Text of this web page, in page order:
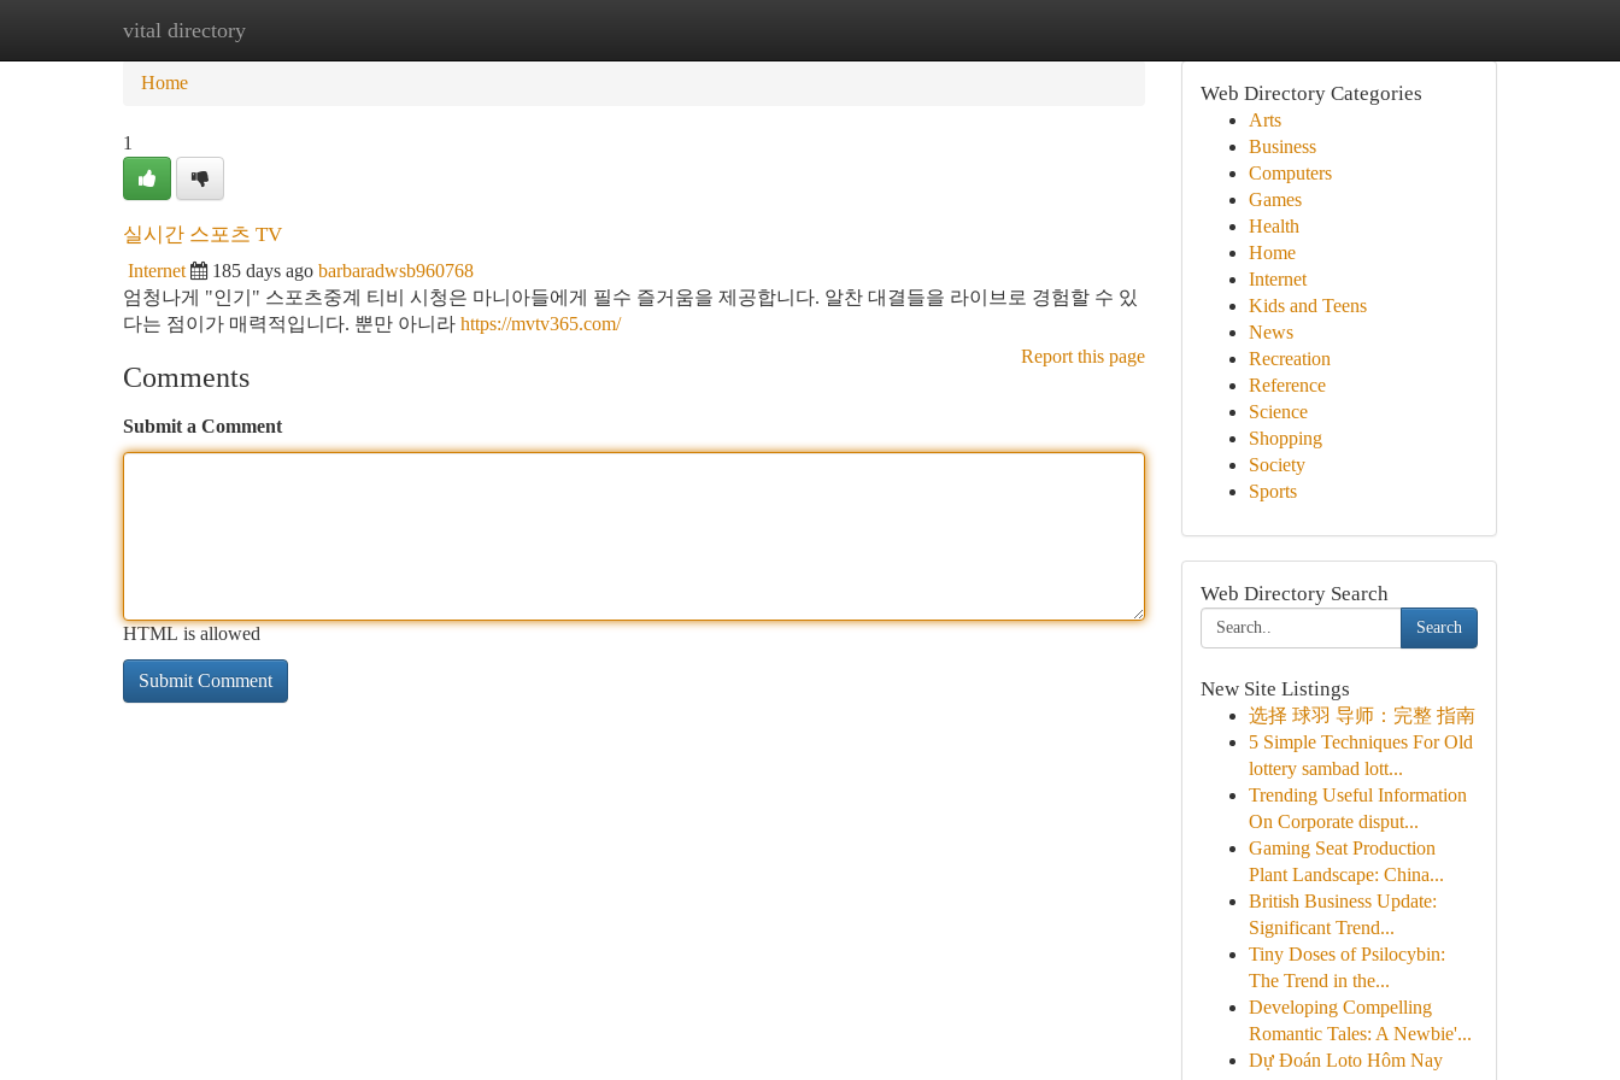
vital directory
Home New Site Listings
Home
1
실시간 스포츠 TV
Internet 185 days ago barbaradwsb960768
엄청나게 "인기" 스포츠중계 티비 시청은 마니아들에게 필수 즐거움을 제공합니다. 알찬 대결들을 라이브로 경험할 수 있
다는 점이가 매력적입니다. 뿐만 아니라 https://mvtv365.com/
Report this page
Comments
Submit a Comment
HTML is allowed
Web Directory Categories
Arts
Business
Computers
Games
Health
Home
Internet
Kids and Teens
News
Recreation
Reference
Science
Shopping
Society
Sports
Web Directory Search
Search
New Site Listings
选择 球羽 导师：完整 指南
5 Simple Techniques For Old
lottery sambad lott...
Trending Useful Information
On Corporate disput...
Gaming Seat Production
Plant Landscape: China...
British Business Update:
Significant Trend...
Tiny Doses of Psilocybin:
The Trend in the...
Developing Compelling
Romantic Tales: A Newbie'...
Dự Đoán Loto Hôm Nay